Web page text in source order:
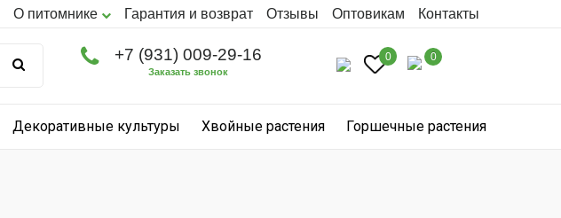
О питомнике Гарантия и возврат Отзывы Оптовикам Контакты
+7 (931) 009-29-16
Заказать звонок
0 0
Декоративные культуры Хвойные растения Горшечные растения